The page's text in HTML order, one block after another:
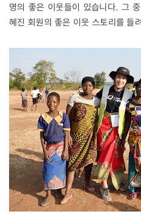
명의 좋은 이웃들이 있습니다. 그
혜진 회원의 좋은 이웃 스토리를 들